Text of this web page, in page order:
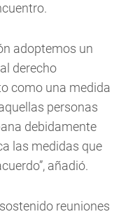
adoptemos un
derecho
como una medida
personas
debidamente
las medidas que
añadió.
reuniones